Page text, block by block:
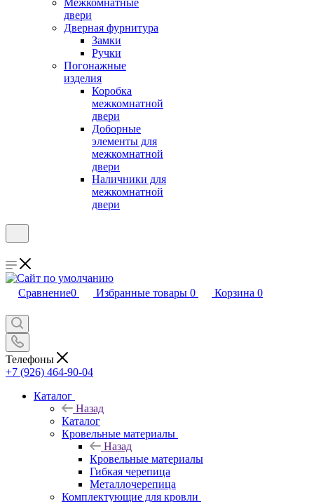
Межкомнатные
двери
Дверная фурнитура
Замки
Ручки
Погонажные
изделия
Коробка
межкомнатной
двери
Доборные
элементы для
межкомнатной
двери
Наличники для
межкомнатной
двери
Сравнение0 Избранные товары 0 Корзина 0
Телефоны
+7 (926) 464-90-04
Каталог
Назад
Каталог
Кровельные материалы
Назад
Кровельные материалы
Гибкая черепица
Металлочерепица
Комплектующие для кровли